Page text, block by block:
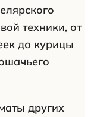
техники, от
до курицы
других